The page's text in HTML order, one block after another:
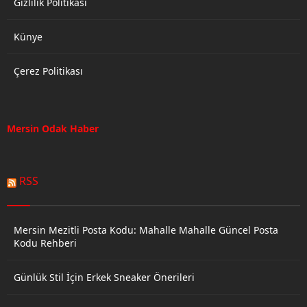
Künye
Çerez Politikası
Mersin Odak Haber
RSS
Mersin Mezitli Posta Kodu: Mahalle Mahalle Güncel Posta
Kodu Rehberi
Günlük Stil İçin Erkek Sneaker Önerileri